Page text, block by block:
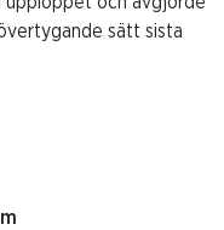
sätt sista